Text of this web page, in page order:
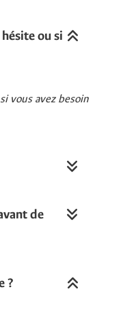
ou si
vous avez besoin
de
?